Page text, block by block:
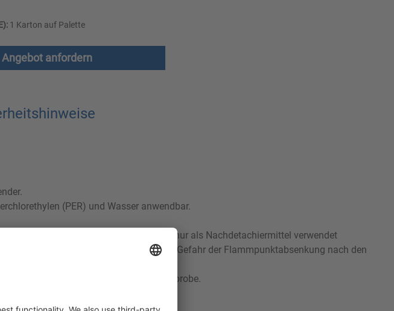
1 Karton auf Palette
Angebot anfordern
(PER) und Wasser anwendbar.
dürfen die Produkte der SpotX-Serie nur als Nachdetachiermittel verwendet
Ausspülverhalten oder der Gefahr der Flammpunktabsenkung nach den
Farbechtheit empfehlen wir eine Saumprobe.